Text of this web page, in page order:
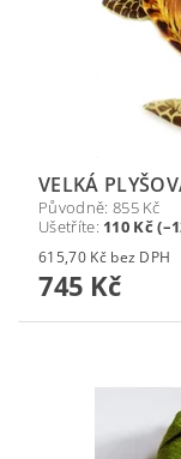
VELKÁ
Původně: 855 Kč
Ušetříte: 110 Kč
615,70 Kč bez DPH
745 Kč